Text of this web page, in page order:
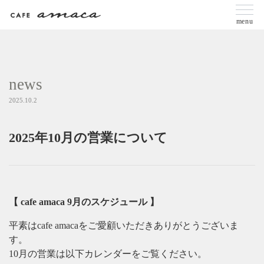
menu
news
2025.10.2
2025年10月の営業について
【 cafe amaca 9月のスケジュール 】
平素はcafe amacaをご愛顧いただきありがとうございま
す。
10月の営業は以下カレンダーをご覧ください。